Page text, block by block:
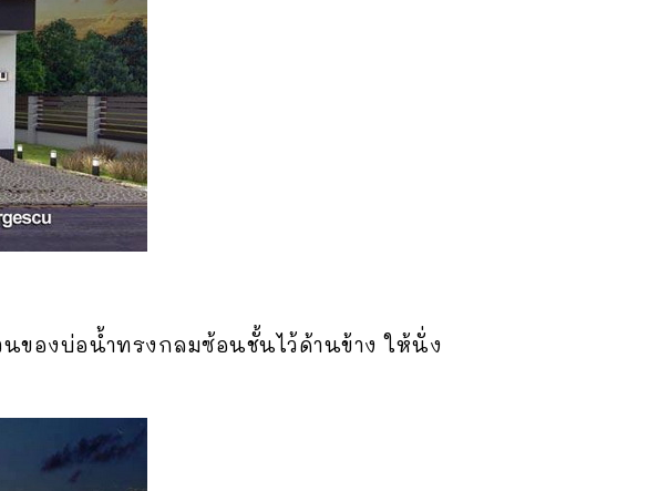
ของบ่อน้ำทรงกลมซ้อนชั้นไว้ด้านข้าง ให้นั่ง